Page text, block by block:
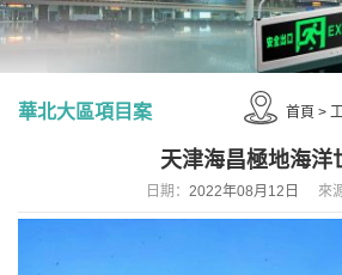
華北大區項目案 首頁 >
天津海昌極地海洋
日期： 2022年08月12日 來